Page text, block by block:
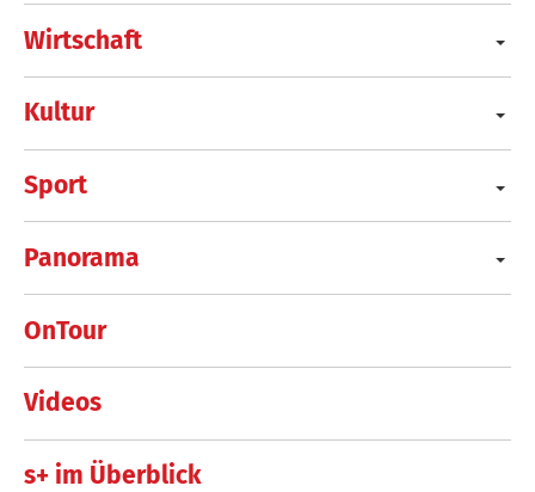
Wirtschaft
Kultur
Sport
Panorama
OnTour
Videos
s+ im Überblick